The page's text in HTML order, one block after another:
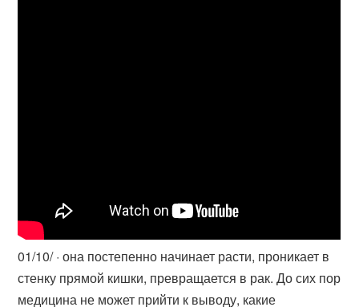
01/10/ · она постепенно начинает расти, проникает в
стенку прямой кишки, превращается в рак. До сих пор
медицина не может прийти к выводу, какие